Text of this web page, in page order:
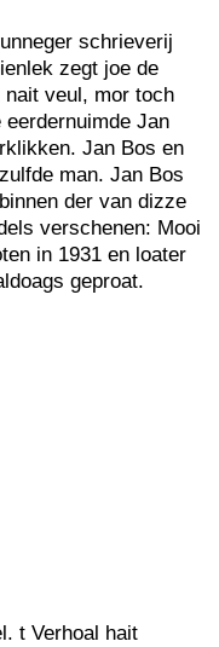
schrieverij
zegt joe de
nait veul, mor toch
Jan
Jan Bos en
man. Jan Bos
der van dizze
verschenen: Mooi
in 1931 en loater
geproat.
t Verhoal hait